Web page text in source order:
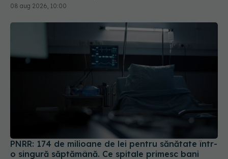
08 aug 2026, 10:00
PNRR: 174 de milioane de lei pentru sănătate într-
o singură săptămână. Ce spitale primesc bani